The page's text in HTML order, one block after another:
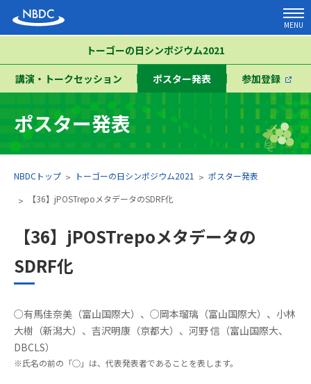
MENU
トーゴーの日シンポジウム2021
講演・トークセッション ポスター発表 参加登録
ポスター発表
NBDCトップ トーゴーの日シンポジウム2021
ポスター発表
【36】jPOSTrepoメタデータのSDRF化
【36】jPOSTrepoメタデータの
SDRF化
発表者
○有馬佳奈美（富山国際大）、○岡本瑠璃（富山国際大）、小林
大樹（新潟大）、吉沢明康（京都大）、河野 信（富山国際大、
DBCLS）
※氏名の前の「○」は、代表発表者であることを表します。